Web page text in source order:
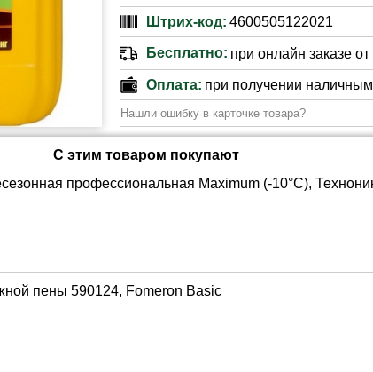
Штрих-код: 4600505122021
Бесплатно: при онлайн заказе
Оплата: при получении
Нашли ошибку в карточке товара?
С этим товаром покупают
профессиональная Maximum (-10°C),
пены 590124, Fomeron Basic